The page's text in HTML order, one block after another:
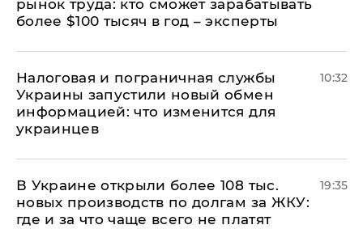
рынок труда: кто сможет зарабатывать
более $100 тысяч в год – эксперты
Налоговая и пограничная службы
Украины запустили новый обмен
информацией: что изменится для
украинцев
10:32
В Украине открыли более 108 тыс.
новых производств по долгам за ЖКУ:
где и за что чаще всего не платят
19:35